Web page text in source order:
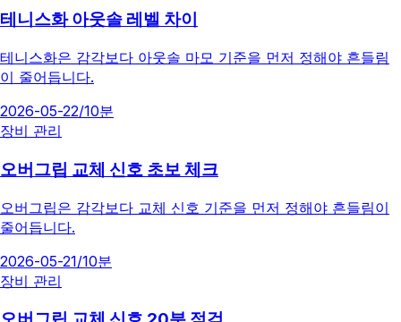
테니스화 아웃솔 레벨 차이
테니스화은 감각보다 아웃솔 마모 기준을 먼저 정해야 흔들림
이 줄어듭니다.
2026-05-22/10분
장비 관리
오버그립 교체 신호 초보 체크
오버그립은 감각보다 교체 신호 기준을 먼저 정해야 흔들림이
줄어듭니다.
2026-05-21/10분
장비 관리